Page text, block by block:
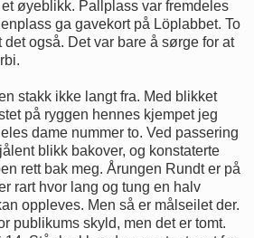
øyeblikk. Pallplass var fremdeles
ga gavekort på Löplabbet. To
også. Det var bare å sørge for at
stakk ikke langt fra. Med blikket
på ryggen hennes kjempet jeg
dame nummer to. Ved passering
blikk bakover, og konstaterte
rett bak meg. Årungen Rundt er på
rart hvor lang og tung en halv
oppleves. Men så er målseilet der.
publikums skyld, men det er tomt.